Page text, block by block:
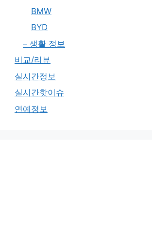
BMW
BYD
– 생활 정보
비교/리뷰
실시간정보
실시간핫이슈
연예정보